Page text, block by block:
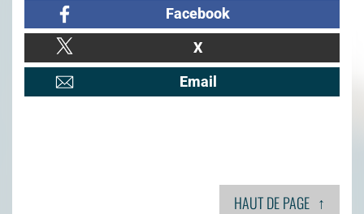
Facebook
X
Email
HAUT DE PAGE ↑